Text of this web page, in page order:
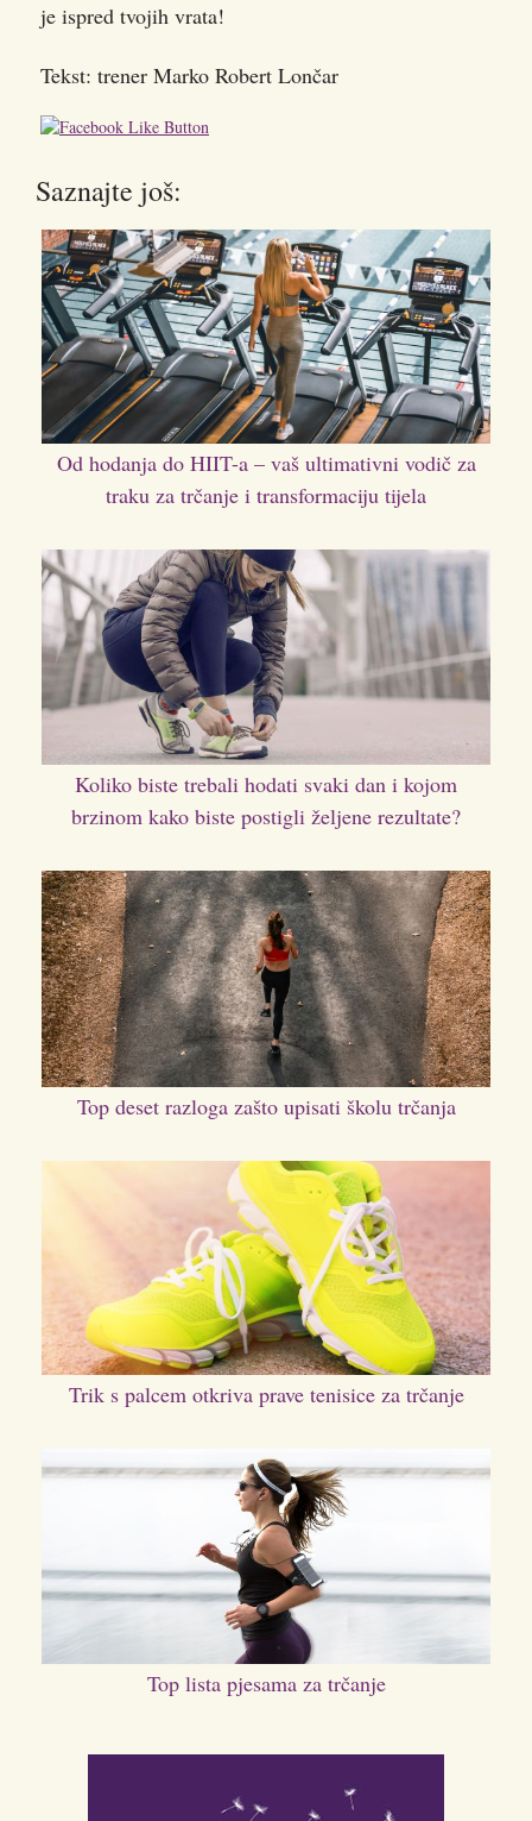
je ispred tvojih vrata!
Tekst: trener Marko Robert Lončar
Saznajte još:
Od hodanja do HIIT-a – vaš ultimativni vodič za
traku za trčanje i transformaciju tijela
Koliko biste trebali hodati svaki dan i kojom
brzinom kako biste postigli željene rezultate?
Top deset razloga zašto upisati školu trčanja
Trik s palcem otkriva prave tenisice za trčanje
Top lista pjesama za trčanje